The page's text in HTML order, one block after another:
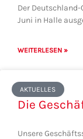
Der
Juni in Halle
WEITERLESEN »
AKTUELLES
Die
Unsere